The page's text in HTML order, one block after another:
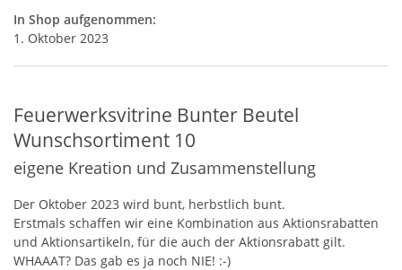
In Shop aufgenommen:
1. Oktober 2023
Feuerwerksvitrine Bunter Beutel
Wunschsortiment 10
eigene Kreation und Zusammenstellung
Der Oktober 2023 wird bunt, herbstlich bunt.
Erstmals schaffen wir eine Kombination aus Aktionsrabatten
und Aktionsartikeln, für die auch der Aktionsrabatt gilt.
WHAAAT? Das gab es ja noch NIE! :-)